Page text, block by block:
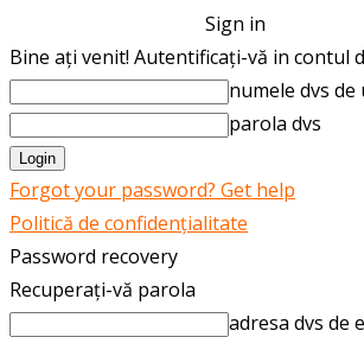
Sign in
Bine ați venit! Autentificați-vă in contul
numele dvs
parola dvs
Forgot your password? Get help
Politică de confidențialitate
Password recovery
Recuperați-vă parola
adresa dvs de